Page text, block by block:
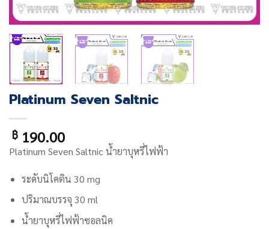
Platinum Seven Saltnic
฿190.00
Platinum Seven Saltnic น้ำยาบุหรี่ไฟฟ้า
ระดับนิโคติน 30 mg
ปริมาณบรรจุ 30 ml
น้ำยาบุหรี่ไฟฟ้าซอลนิค